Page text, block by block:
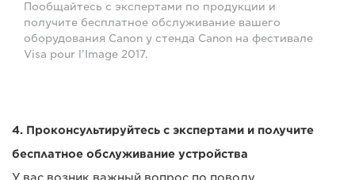
Пообщайтесь с экспертами по продукции и
получите бесплатное обслуживание вашего
оборудования Canon у стенда Canon на фестивале
Visa pour l’Image 2017.
4. Проконсультируйтесь с экспертами и получите
бесплатное обслуживание устройства